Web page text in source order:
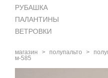
РУБАШКА
ПАЛАНТИНЫ
ВЕТРОВКИ
магазин > полупальто >
м-585